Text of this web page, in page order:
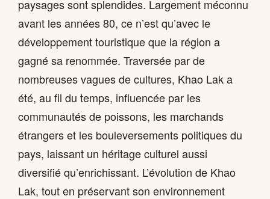
paysages sont splendides. Largement méconnu
avant les années 80, ce n’est qu’avec le
développement touristique que la région a
gagné sa renommée. Traversée par de
nombreuses vagues de cultures, Khao Lak a
été, au fil du temps, influencée par les
communautés de poissons, les marchands
étrangers et les bouleversements politiques du
pays, laissant un héritage culturel aussi
diversifié qu’enrichissant. L’évolution de Khao
Lak, tout en préservant son environnement